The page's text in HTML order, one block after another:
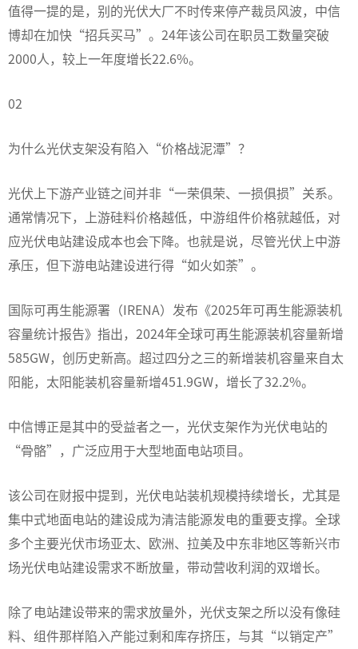
值得一提的是，别的光伏大厂不时传来停产裁员风波，中信
博却在加快“招兵买马”。24年该公司在职员工数量突破
2000人，较上一年度增长22.6%。
02
为什么光伏支架没有陷入“价格战泥潭”？
光伏上下游产业链之间并非“一荣俱荣、一损俱损”关系。
通常情况下，上游硅料价格越低，中游组件价格就越低，对
应光伏电站建设成本也会下降。也就是说，尽管光伏上中游
承压，但下游电站建设进行得“如火如荼”。
国际可再生能源署（IRENA）发布《2025年可再生能源装机
容量统计报告》指出，2024年全球可再生能源装机容量新增
585GW，创历史新高。超过四分之三的新增装机容量来自太
阳能，太阳能装机容量新增451.9GW，增长了32.2%。
中信博正是其中的受益者之一，光伏支架作为光伏电站的
“骨骼”，广泛应用于大型地面电站项目。
该公司在财报中提到，光伏电站装机规模持续增长，尤其是
集中式地面电站的建设成为清洁能源发电的重要支撑。全球
多个主要光伏市场亚太、欧洲、拉美及中东非地区等新兴市
场光伏电站建设需求不断放量，带动营收利润的双增长。
除了电站建设带来的需求放量外， 光伏支架之所以没有像硅
料、组件那样陷入产能过剩和库存挤压，与其“以销定产”